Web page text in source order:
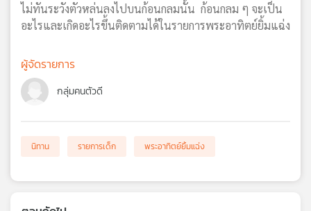
เอส
แผนที่
วิทยุ
เครือ
ข่าย
ไม่ทันระวังตัวหล่นลงไปบนก้อนกลมนั้น ก้อนกลม ๆ จะเป็น
อะไรและเกิดอะไรขึ้นติดตามได้ในรายการพระอาทิตย์ยิ้มแฉ่ง
ผู้จัดรายการ
กลุ่มคนตัวดี
นิทาน รายการเด็ก พระอาทิตย์ยิ้มแฉ่ง